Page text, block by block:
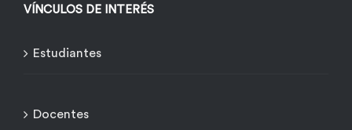
VÍNCULOS DE INTERÉS
Estudiantes
Docentes